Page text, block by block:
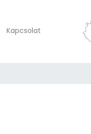
Kapcsolat